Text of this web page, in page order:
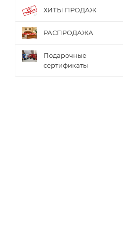
ХИТЫ ПРОДАЖ
РАСПРОДАЖА
Подарочные
сертификаты